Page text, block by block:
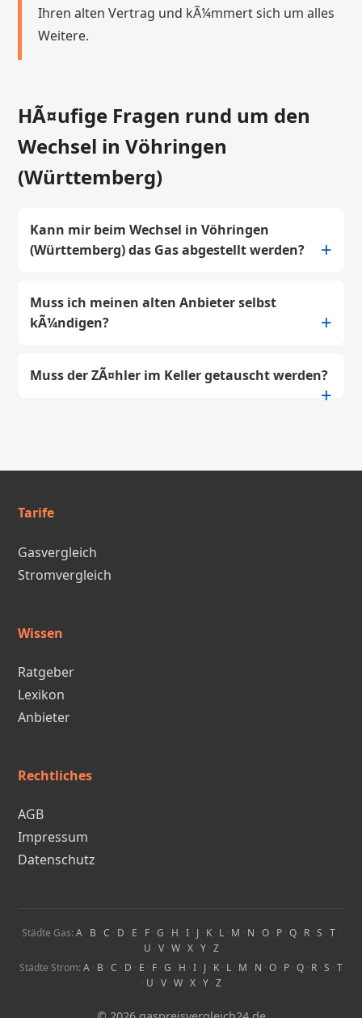
Ihren alten Vertrag und kÃ¼mmert sich um alles
Weitere.
HÃ¤ufige Fragen rund um den
Wechsel in Vöhringen
(Württemberg)
Kann mir beim Wechsel in Vöhringen
(Württemberg) das Gas abgestellt werden?
Muss ich meinen alten Anbieter selbst
kÃ¼ndigen?
Muss der ZÃ¤hler im Keller getauscht werden?
Tarife
Gasvergleich
Stromvergleich
Wissen
Ratgeber
Lexikon
Anbieter
Rechtliches
AGB
Impressum
Datenschutz
Städte Gas: A · B · C · D · E · F · G · H · I · J · K · L · M · N · O · P · Q · R · S · T ·
U · V· W· X· Y· Z
Städte Strom: A · B · C · D · E · F · G · H · I · J · K · L · M · N · O · P · Q · R · S · T
· U · V· W· X· Y· Z